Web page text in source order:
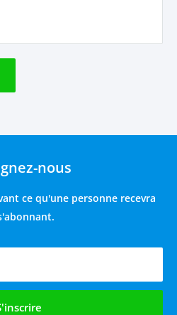
nous
ce qu'une personne recevra